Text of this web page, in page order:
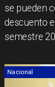
se pueden
descuento
semestre
Nacional